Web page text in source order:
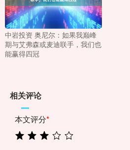
中岩投资 奥尼尔：如果我巅峰
期与艾弗森或麦迪联手，我们也
能赢得四冠
相关评论
本文评分*